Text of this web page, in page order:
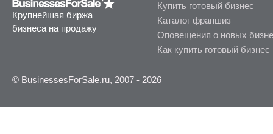
Крупнейшая биржа
бизнеса на продажу
Купить готовый бизнес
Каталог франшиз
Оповещения о новых
Как купить готовый бизнес
© BusinessesForSale.ru, 2007 - 2026